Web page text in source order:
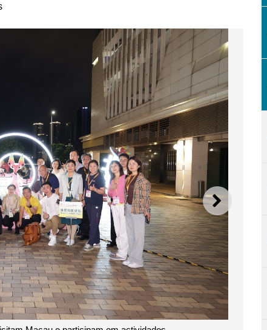
Influenciadores de turismo visitam Macau para divulgar novos